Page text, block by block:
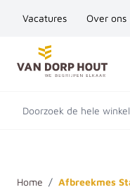
Vacatures Over ons
Ga naar de inhoud
Doorzoek de hele
Home / Afbreekmes